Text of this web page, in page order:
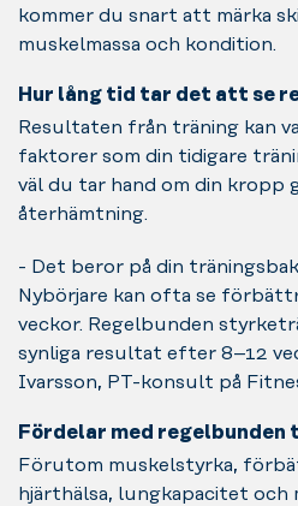
kommer du snart att märka
muskelmassa och kondition.
Hur lång tid tar det att se
Resultaten från träning kan
faktorer som din tidigare
väl du tar hand om din kropp
återhämtning.
- Det beror på din
Nybörjare kan ofta se
veckor. Regelbunden
synliga resultat efter 8–12
Ivarsson, PT-konsult på
Fördelar med regelbunden
Förutom muskelstyrka,
hjärthälsa, lungkapacitet och